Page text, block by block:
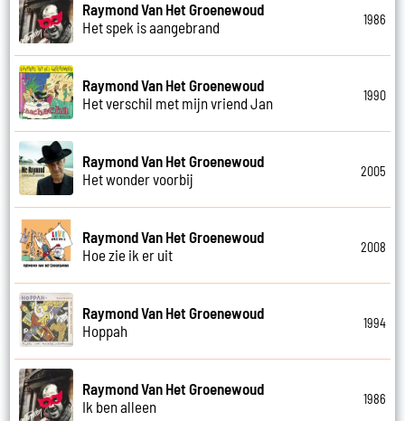
Raymond Van Het Groenewoud
Het spek is aangebrand
1986
Raymond Van Het Groenewoud
Het verschil met mijn vriend Jan
1990
Raymond Van Het Groenewoud
Het wonder voorbij
2005
Raymond Van Het Groenewoud
Hoe zie ik er uit
2008
Raymond Van Het Groenewoud
Hoppah
1994
Raymond Van Het Groenewoud
Ik ben alleen
1986